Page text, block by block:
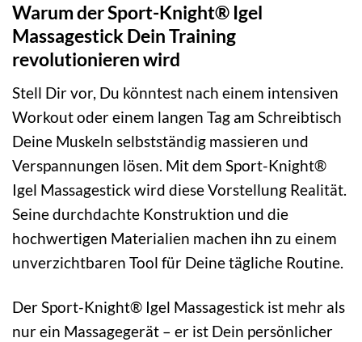
Warum der Sport-Knight® Igel
Massagestick Dein Training
revolutionieren wird
Stell Dir vor, Du könntest nach einem intensiven
Workout oder einem langen Tag am Schreibtisch
Deine Muskeln selbstständig massieren und
Verspannungen lösen. Mit dem Sport-Knight®
Igel Massagestick wird diese Vorstellung Realität.
Seine durchdachte Konstruktion und die
hochwertigen Materialien machen ihn zu einem
unverzichtbaren Tool für Deine tägliche Routine.
Der Sport-Knight® Igel Massagestick ist mehr als
nur ein Massagegerät – er ist Dein persönlicher